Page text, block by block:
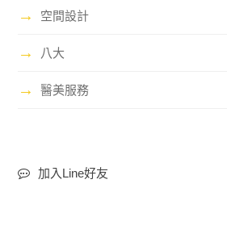
→ 空間設計
→ 八大
→ 醫美服務
加入Line好友